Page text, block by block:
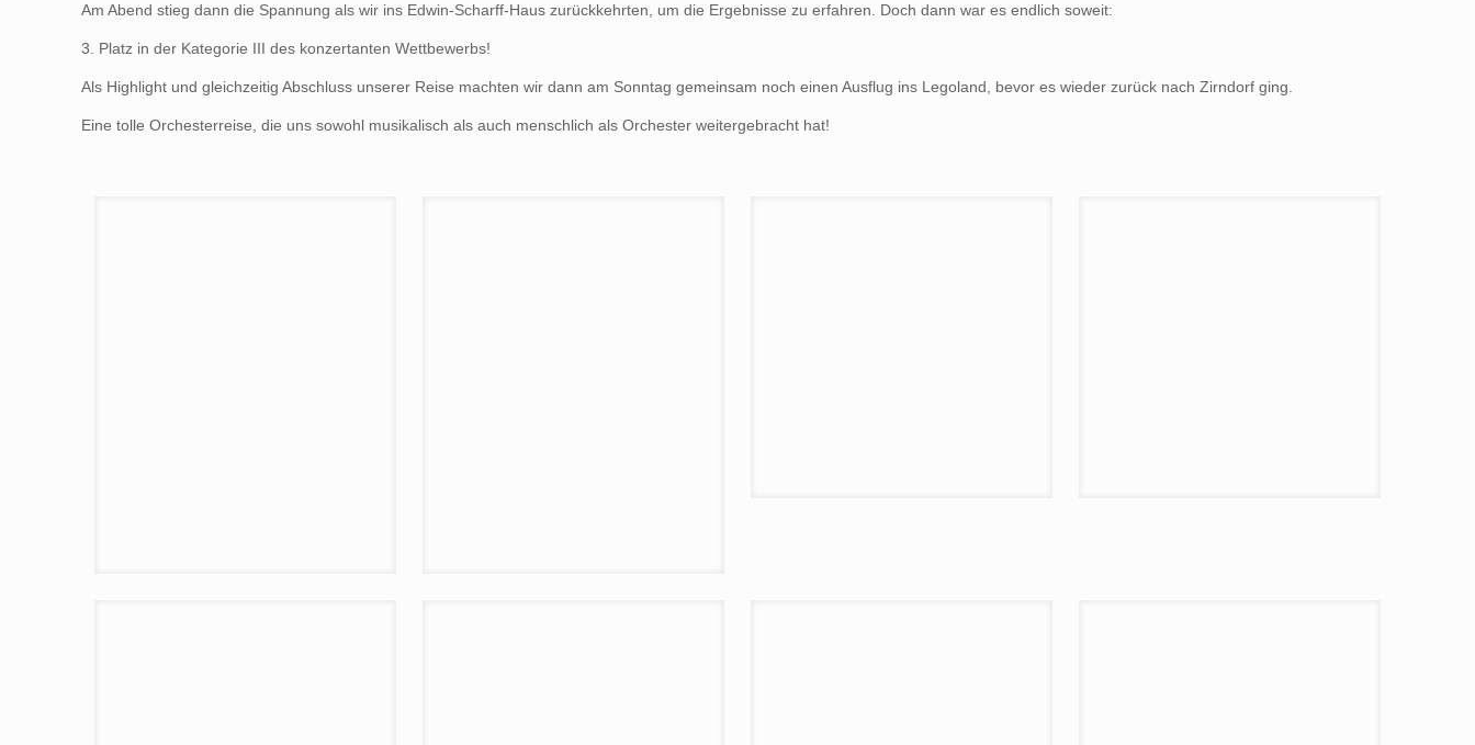
Am Abend stieg dann die Spannung als wir ins Edwin-Scharff-Haus zurückkehrten, um die Ergebnisse zu erfahren. Doch dann war es endlich soweit:
3. Platz in der Kategorie III des konzertanten Wettbewerbs!
Als Highlight und gleichzeitig Abschluss unserer Reise machten wir dann am Sonntag gemeinsam noch einen Ausflug ins Legoland, bevor es wieder zurück nach Zirndorf ging.
Eine tolle Orchesterreise, die uns sowohl musikalisch als auch menschlich als Orchester weitergebracht hat!